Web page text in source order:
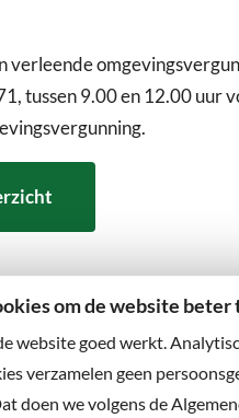
om de website beter
website goed werkt.
verzamelen geen
doen we volgens de
verleende
tussen 9.00 en 12.00 uur
Wilt u niets